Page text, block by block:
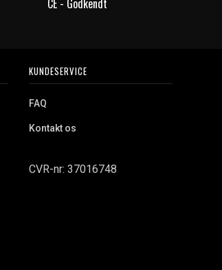
CE - Godkendt
KUNDESERVICE
FAQ
Kontakt os
CVR-nr: 37016748